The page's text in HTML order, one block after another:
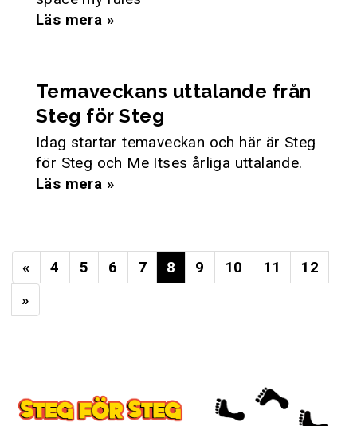
Läs mera »
Temaveckans uttalande från
Steg för Steg
Idag startar temaveckan och här är Steg
för Steg och Me Itses årliga uttalande.
Läs mera »
« 4 5 6 7 8 9 10 11
12
»